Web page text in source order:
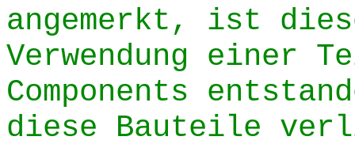
angemerkt, ist
Verwendung einer
Components
diese Bauteile